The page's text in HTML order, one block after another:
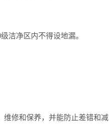
洁净区内不得设地漏。
修和保养，并能防止差错和减